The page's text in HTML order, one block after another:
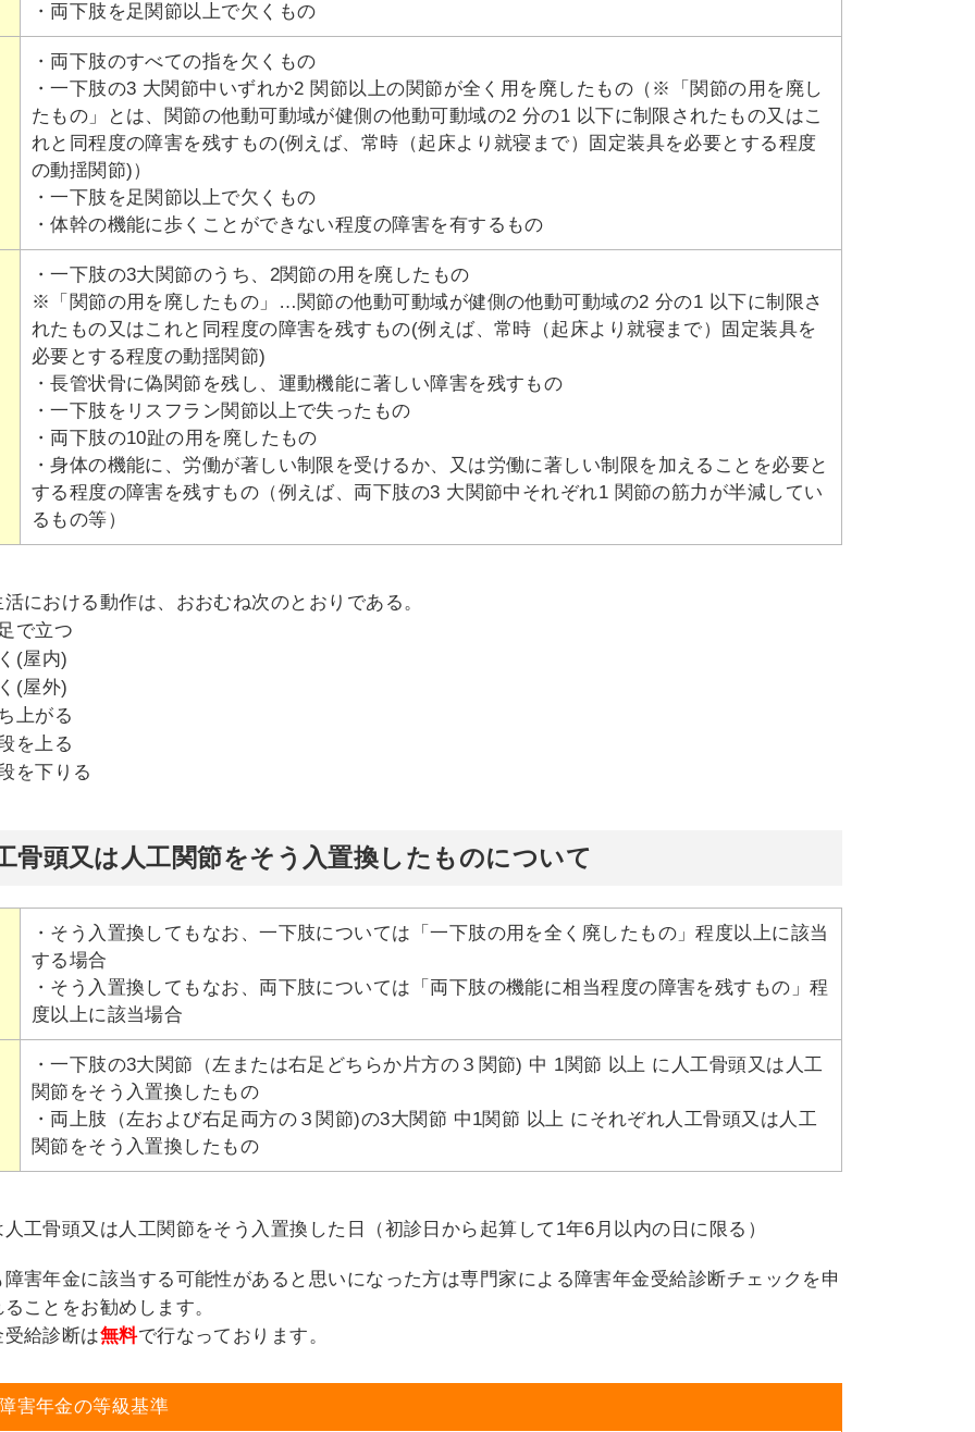
・両下肢を足関節以上で欠くもの
・両下肢のすべての指を欠くもの
・一下肢の3 大関節中いずれか2 関節以上の関節が全く用を廃したもの（※「関節の用を廃し
たもの」とは、関節の他動可動域が健側の他動可動域の2 分の1 以下に制限されたもの又はこ
れと同程度の障害を残すもの(例えば、常時（起床より就寝まで）固定装具を必要とする程度
の動揺関節)）
・一下肢を足関節以上で欠くもの
・体幹の機能に歩くことができない程度の障害を有するもの
・一下肢の3大関節のうち、2関節の用を廃したもの
※「関節の用を廃したもの」…関節の他動可動域が健側の他動可動域の2 分の1 以下に制限さ
れたもの又はこれと同程度の障害を残すもの(例えば、常時（起床より就寝まで）固定装具を
必要とする程度の動揺関節)
・長管状骨に偽関節を残し、運動機能に著しい障害を残すもの
・一下肢をリスフラン関節以上で失ったもの
・両下肢の10趾の用を廃したもの
・身体の機能に、労働が著しい制限を受けるか、又は労働に著しい制限を加えることを必要と
する程度の障害を残すもの（例えば、両下肢の3 大関節中それぞれ1 関節の筋力が半減してい
るもの等）
における動作は、おおむね次のとおりである。
で立つ
(屋内)
(屋外)
上がる
を上る
を下りる
骨頭又は人工関節をそう入置換したものについて
・そう入置換してもなお、一下肢については「一下肢の用を全く廃したもの」程度以上に該当
する場合
・そう入置換してもなお、両下肢については「両下肢の機能に相当程度の障害を残すもの」程
度以上に該当場合
・一下肢の3大関節（左または右足どちらか片方の３関節) 中 1関節 以上 に人工骨頭又は人工
関節をそう入置換したもの
・両上肢（左および右足両方の３関節)の3大関節 中1関節 以上 にそれぞれ人工骨頭又は人工
関節をそう入置換したもの
工骨頭又は人工関節をそう入置換した日（初診日から起算して1年6月以内の日に限る）
障害年金に該当する可能性があると思いになった方は専門家による障害年金受給診断チェックを申
ことをお勧めします。
給診断は無料で行なっております。
害年金の等級基準